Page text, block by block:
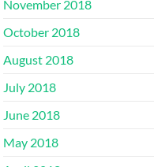
November 2018
October 2018
August 2018
July 2018
June 2018
May 2018